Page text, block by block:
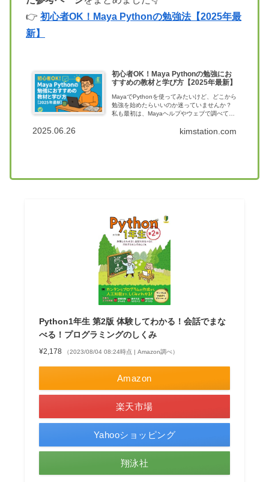
👉 初心者OK！Maya Pythonの勉強法【2025年最
新】
初心者OK！Maya Pythonの勉強にお
すすめの教材と学び方【2025年最新】
MayaでPythonを使ってみたいけど、どこから
勉強を始めたらいいのか迷っていませんか？
私も最初は、Mayaヘルプやウェブで調べても
見つけたチュートリアルも「最初の一歩」で
kimstation.com
2025.06.26
Python1年生 第2版 体験してわかる！会話でまな
べる！プログラミングのしくみ
¥2,178 （2023/08/04 08:24時点 | Amazon調べ）
Amazon
楽天市場
Yahooショッピング
翔泳社